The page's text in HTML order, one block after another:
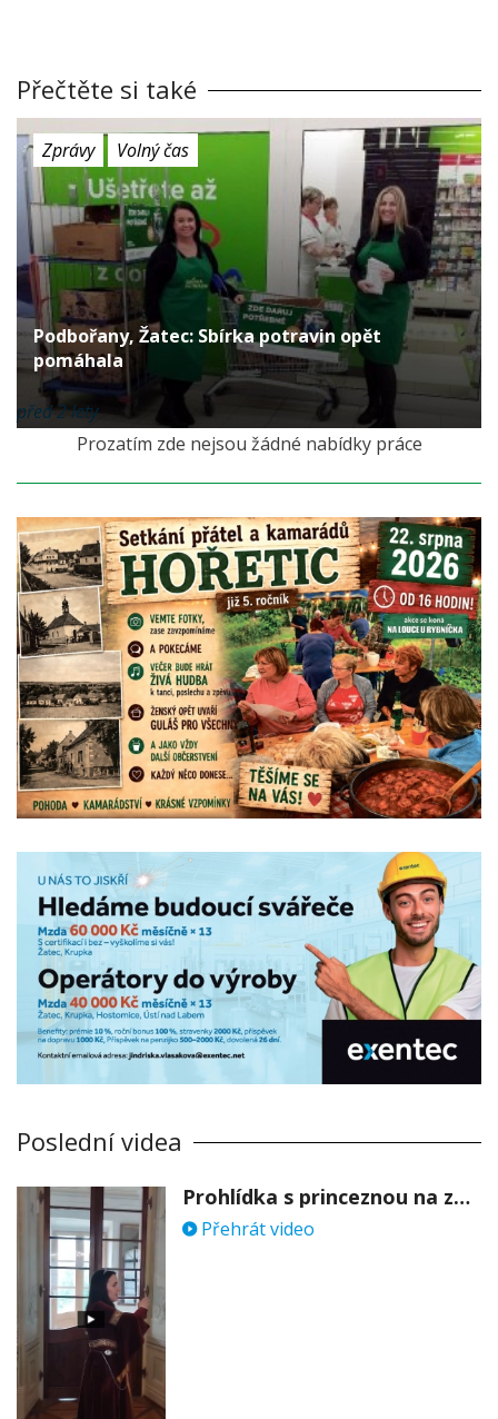
Přečtěte si také
Zprávy Volný čas
Podbořany, Žatec: Sbírka potravin opět
pomáhala
před 2 lety
Prozatím zde nejsou žádné nabídky práce
Poslední videa
Prohlídka s princeznou na zámku Stekník
Přehrát video